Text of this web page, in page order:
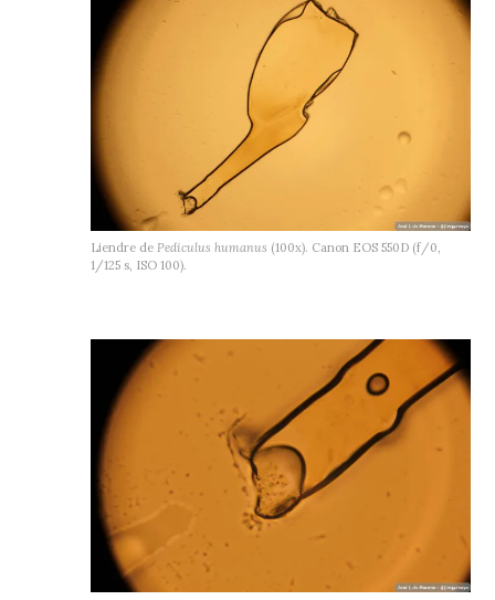
Liendre dePediculus humanus (100x). Canon EOS 550D (f/0,
1/125 s, ISO 100).